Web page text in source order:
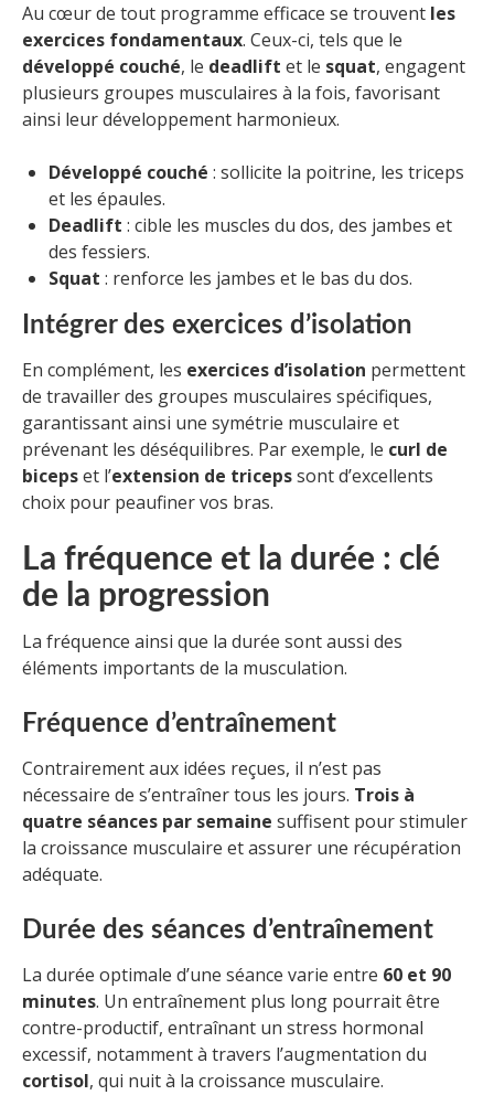
Au cœur de tout programme efficace se trouvent les
exercices fondamentaux. Ceux-ci, tels que le
développé couché, le deadlift et le squat, engagent
plusieurs groupes musculaires à la fois, favorisant
ainsi leur développement harmonieux.
Développé couché : sollicite la poitrine, les triceps
et les épaules.
Deadlift : cible les muscles du dos, des jambes et
des fessiers.
Squat : renforce les jambes et le bas du dos.
Intégrer des exercices d’isolation
En complément, les exercices d’isolation permettent
de travailler des groupes musculaires spécifiques,
garantissant ainsi une symétrie musculaire et
prévenant les déséquilibres. Par exemple, le curl de
bicepset l’extension de tricepssont d’excellents
choix pour peaufiner vos bras.
La fréquence et la durée : clé
de la progression
La fréquence ainsi que la durée sont aussi des
éléments importants de la musculation.
Fréquence d’entraînement
Contrairement aux idées reçues, il n’est pas
nécessaire de s’entraîner tous les jours. Trois à
quatre séances par semaine suffisent pour stimuler
la croissance musculaire et assurer une récupération
adéquate.
Durée des séances d’entraînement
La durée optimale d’une séance varie entre 60 et 90
minutes. Un entraînement plus long pourrait être
contre-productif, entraînant un stress hormonal
excessif, notamment à travers l’augmentation du
cortisol, qui nuit à la croissance musculaire.